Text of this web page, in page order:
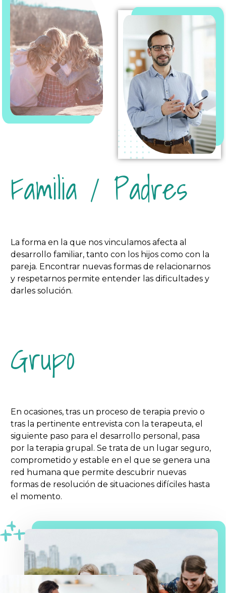
Familia / Padres
La forma en la que nos vinculamos afecta al
desarrollo familiar, tanto con los hijos como con la
pareja. Encontrar nuevas formas de relacionarnos
y respetarnos permite entender las dificultades y
darles solución.
Grupo
En ocasiones, tras un proceso de terapia previo o
tras la pertinente entrevista con la terapeuta, el
siguiente paso para el desarrollo personal, pasa
por la terapia grupal. Se trata de un lugar seguro,
comprometido y estable en el que se genera una
red humana que permite descubrir nuevas
formas de resolución de situaciones difíciles hasta
el momento.